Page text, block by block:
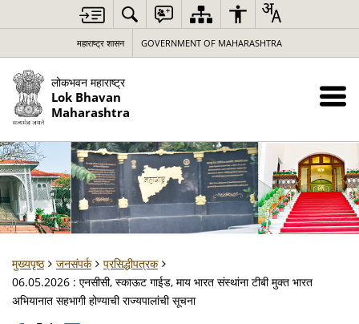
महाराष्ट्र शासन GOVERNMENT OF MAHARASHTRA
लोकभवन महाराष्ट्र
Lok Bhavan
Maharashtra
मुख्यपृष्ठ जनसंपर्क
प्रसिद्धीपत्रक
06.05.2026 : एनसीसी, स्काऊट गाईड, माय भारत संस्थांना टीबी मुक्त भारत
अभियानात सहभागी होण्याची राज्यपालांची सूचना